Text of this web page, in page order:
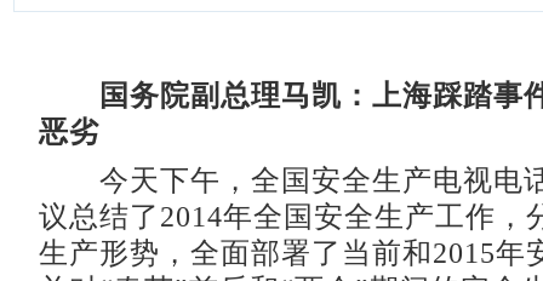
国务院副总理马凯：上海踩踏事
恶劣
今天下午，全国安全生产电视电
议总结了2014年全国安全生产工作，
生产形势，全面部署了当前和2015年